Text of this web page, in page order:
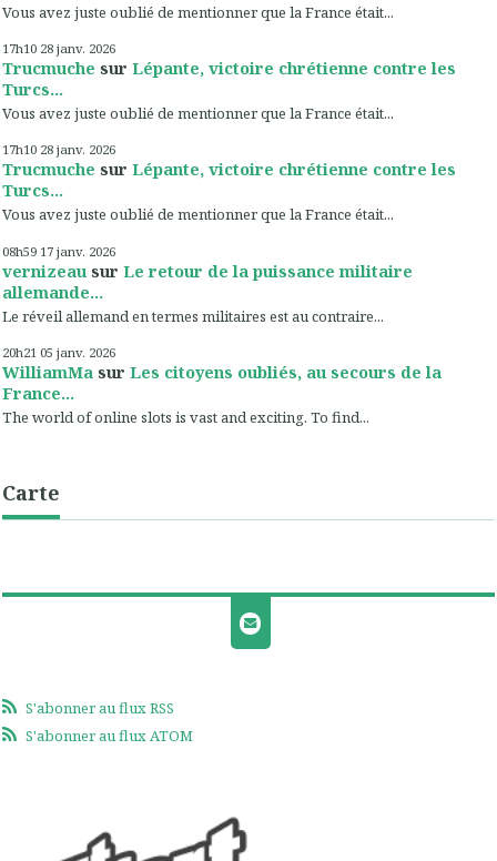
Vous avez juste oublié de mentionner que la France était...
17h10 28 janv. 2026
Trucmuche sur Lépante, victoire chrétienne contre les
Turcs...
Vous avez juste oublié de mentionner que la France était...
17h10 28 janv. 2026
Trucmuche sur Lépante, victoire chrétienne contre les
Turcs...
Vous avez juste oublié de mentionner que la France était...
08h59 17 janv. 2026
vernizeau sur Le retour de la puissance militaire
allemande...
Le réveil allemand en termes militaires est au contraire...
20h21 05 janv. 2026
WilliamMa sur Les citoyens oubliés, au secours de la
France...
The world of online slots is vast and exciting. To find...
Carte
S'abonner au flux RSS
S'abonner au flux ATOM